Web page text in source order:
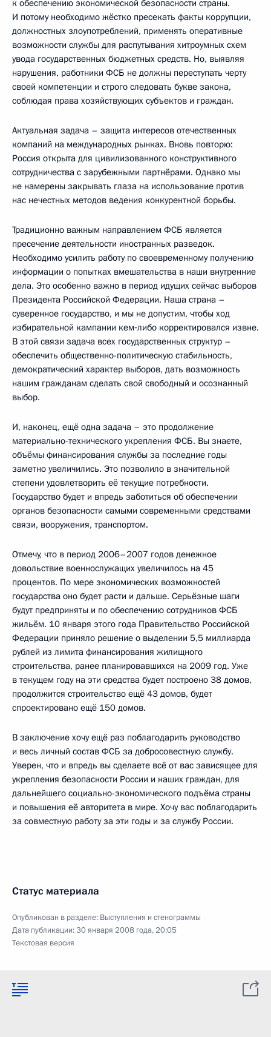
к обеспечению экономической безопасности страны.
И потому необходимо жёстко пресекать факты коррупции,
должностных злоупотреблений, применять оперативные
возможности службы для распутывания хитроумных схем
увода государственных бюджетных средств. Но, выявляя
нарушения, работники ФСБ не должны переступать черту
своей компетенции и строго следовать букве закона,
соблюдая права хозяйствующих субъектов и граждан.
Актуальная задача – защита интересов отечественных
компаний на международных рынках. Вновь повторю:
Россия открыта для цивилизованного конструктивного
сотрудничества с зарубежными партнёрами. Однако мы
не намерены закрывать глаза на использование против
нас нечестных методов ведения конкурентной борьбы.
Традиционно важным направлением ФСБ является
пресечение деятельности иностранных разведок.
Необходимо усилить работу по своевременному получению
информации о попытках вмешательства в наши внутренние
дела. Это особенно важно в период идущих сейчас выборов
Президента Российской Федерации. Наша страна –
суверенное государство, и мы не допустим, чтобы ход
избирательной кампании кем‑либо корректировался извне.
В этой связи задача всех государственных структур –
обеспечить общественно-политическую стабильность,
демократический характер выборов, дать возможность
нашим гражданам сделать свой свободный и осознанный
выбор.
И, наконец, ещё одна задача – это продолжение
материально-технического укрепления ФСБ. Вы знаете,
объёмы финансирования службы за последние годы
заметно увеличились. Это позволило в значительной
степени удовлетворить её текущие потребности.
Государство будет и впредь заботиться об обеспечении
органов безопасности самыми современными средствами
связи, вооружения, транспортом.
Отмечу, что в период 2006–2007 годов денежное
довольствие военнослужащих увеличилось на 45
процентов. По мере экономических возможностей
государства оно будет расти и дальше. Серьёзные шаги
будут предприняты и по обеспечению сотрудников ФСБ
жильём. 10 января этого года Правительство Российской
Федерации приняло решение о выделении 5,5 миллиарда
рублей из лимита финансирования жилищного
строительства, ранее планировавшихся на 2009 год. Уже
в текущем году на эти средства будет построено 38 домов,
продолжится строительство ещё 43 домов, будет
спроектировано ещё 150 домов.
В заключение хочу ещё раз поблагодарить руководство
и весь личный состав ФСБ за добросовестную службу.
Уверен, что и впредь вы сделаете всё от вас зависящее для
укрепления безопасности России и наших граждан, для
дальнейшего социально-экономического подъёма страны
и повышения её авторитета в мире. Хочу вас поблагодарить
за совместную работу за эти годы и за службу России.
Статус материала
Опубликован в разделе: Выступления и стенограммы
Дата публикации:30 января 2008 года, 20:05
Текстовая версия